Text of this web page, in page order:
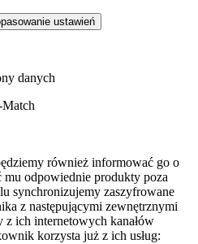
ustawień
danych
również informować go o
odpowiednie produkty poza
synchronizujemy zaszyfrowane
z następującymi zewnętrznymi
z ich internetowych kanałów
korzysta już z ich usług: